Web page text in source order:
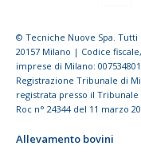
© Tecniche Nuove Spa.
20157 Milano | Codice
imprese di Milano:
Registrazione Tribunale di
registrata presso il Tribunale
Roc n° 24344 del 11 marzo
Allevamento bovini